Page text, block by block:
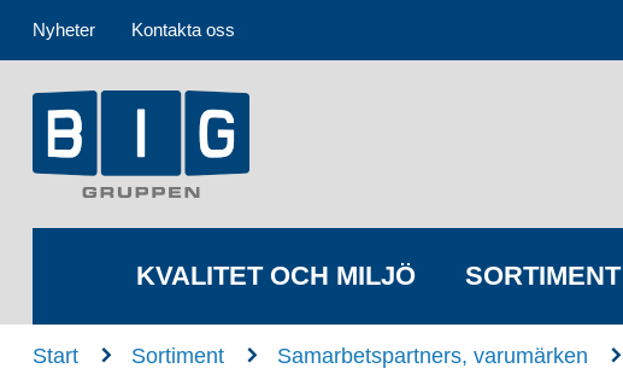
Nyheter Kontakta oss
KVALITET OCH MILJÖ SORTIMENT
Start n Sortiment n Samarbetspartners, varumärken n